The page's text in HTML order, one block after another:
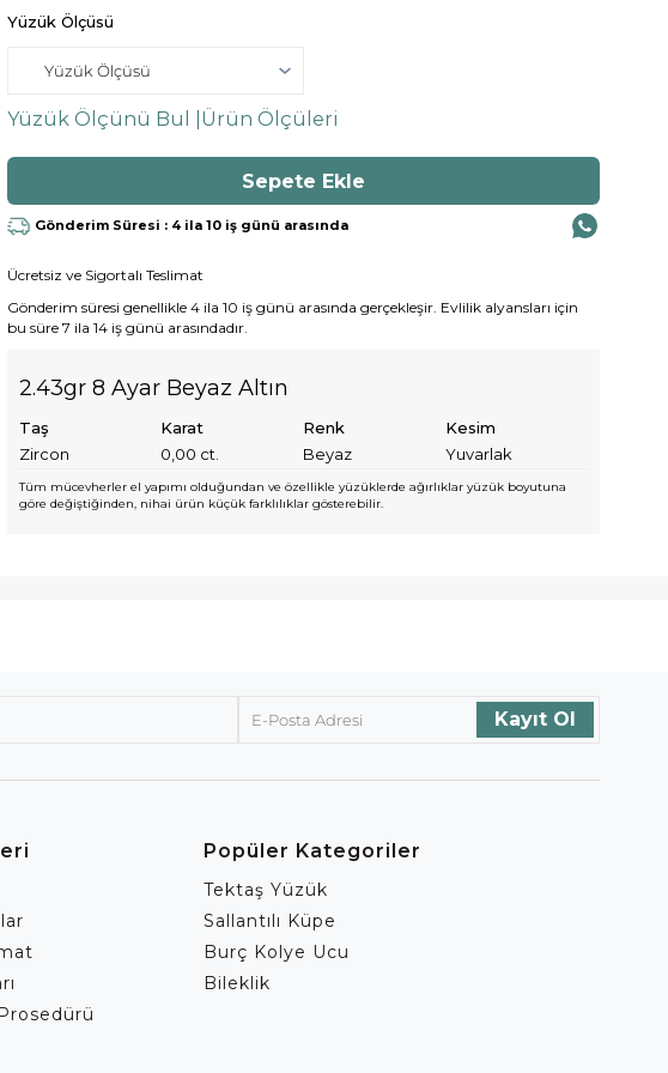
Yüzük Ölçüsü
Yüzük Ölçünü Bul | Ürün Ölçüleri
Gönderim Süresi : 4 ila 10 iş günü arasında
Ücretsiz ve Sigortalı Teslimat
Gönderim süresi genellikle 4 ila 10 iş günü arasında gerçekleşir. Evlilik alyansları için
bu süre 7 ila 14 iş günü arasındadır.
2.43gr 8 Ayar Beyaz Altın
Taş Karat Renk
Kesim
Zircon
0,00 ct. Beyaz Yuvarlak
Tüm mücevherler el yapımı olduğundan ve özellikle yüzüklerde ağırlıklar yüzük boyutuna
göre değiştiğinden, nihai ürün küçük farklılıklar gösterebilir.
Popüler Kategoriler
Tektaş Yüzük
Sallantılı Küpe
Burç Kolye Ucu
Bileklik